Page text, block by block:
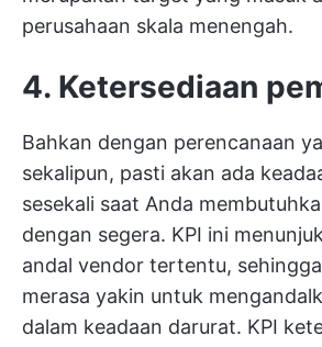
perusahaan skala menengah.
4. Ketersediaan
Bahkan dengan perencanaan
sekalipun, pasti akan ada
sesekali saat Anda
dengan segera. KPI ini
andal vendor tertentu,
merasa yakin untuk
dalam keadaan darurat. KPI